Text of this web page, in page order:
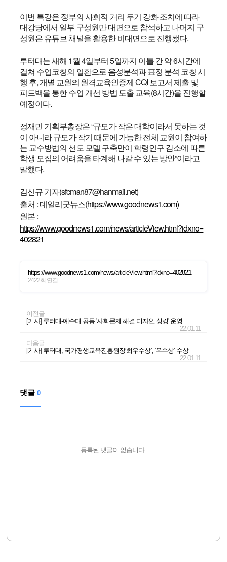
이번 특강은 정부의 사회적 거리 두기 강화 조치에 따라
대강당에서 일부 구성원만 대면으로 참석하고 나머지 구
성원은 유튜브 채널을 활용한 비대면으로 진행됐다.
루터대는 새해 1월 4일부터 5일까지 이틀 간 약 6시간에
걸쳐 수업코칭의 일환으로 음성분석과 표정 분석 코칭 시
행 후, 개별 교원의 원격교육인증제 CQI 보고서 제출 및
피드백을 통한 수업 개선 방법 도출 교육(8시간)을 진행할
예정이다.
정재민 기획부총장은 “규모가 작은 대학이라서 못하는 것
이 아니라 규모가 작기 때문에 가능한 전체 교원이 참여하
는 교수방법의 선도 모델 구축만이 학령인구 감소에 따른
학생 모집의 어려움을 타계해 나갈 수 있는 방안”이라고
말했다.
김신규 기자(sfcman87@hanmail.net)
출처 : 데일리굿뉴스(https://www.goodnews1.com)
원본 :
https://www.goodnews1.com/news/articleView.html?idxno=
402821
https://www.goodnews1.com/news/articleView.html?idxno=402821
2422회 연결
이전글
[기사] 루터대-예수대 공동 '사회문제 해결 디자인 싱킹' 운영
22.01.11
다음글
[기사] 루터대, 국가평생교육진흥원장‘최우수상’, ‘우수상’ 수상
22.01.11
댓글 0
등록된 댓글이 없습니다.